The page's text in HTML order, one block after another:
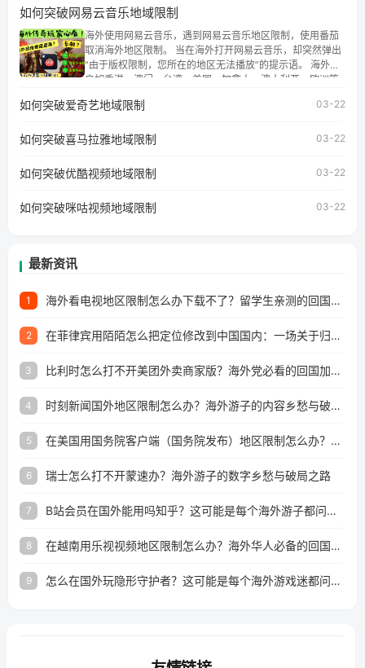
权限制问题，且仅能在中国大陆地区播放。 遇到这个问题的
朋友们，使用番茄回国加速器，即可解决「海外用户收听腾
讯视频地区版权限制」的问题，无论人在香港、澳门、台
湾、美国、加拿大、澳大利亚、欧洲等国家和地区工作、留
学、定居等，都可以使用，不再因地区和版权限制所困扰。
如何突破网易云音乐地域限制
海外使用网易云音乐，遇到网易云音乐地区限制，使用番茄
取消海外地区限制。 当在海外打开网易云音乐，却突然弹出
“由于版权限制，您所在的地区无法播放”的提示语。 海外用
户如香港、澳门、台湾、美国、加拿大、澳大利亚、欧洲等
地区及版权限制问题，且仅能在中国大陆地区播放。 遇到这
户收听网易云音乐地区版权限制」的问题，无论人在香港、
工作、留学、定居等，都可以使用，不再因地区和版权限制
所困扰。
如何突破爱奇艺地域限制 03-22
如何突破喜马拉雅地域限制 03-22
如何突破优酷视频地域限制 03-22
如何突破咪咕视频地域限制 03-22
最新资讯
1 海外看电视地区限制怎么办下载不了？留学生亲测的回国加速方案（附2026世界杯观赛技巧）
2 在菲律宾用陌陌怎么把定位修改到中国国内：一场关于归属感与连接的探索
3 比利时怎么打不开美团外卖商家版？海外党必看的回国加速全攻略
4 时刻新闻国外地区限制怎么办？海外游子的内容乡愁与破局之路
5 在美国用国务院客户端（国务院发布）地区限制怎么办？3步解决海外看国内内容难题
6 瑞士怎么打不开蒙速办？海外游子的数字乡愁与破局之路
7 B站会员在国外能用吗知乎？这可能是每个海外游子都问过的问题
8 在越南用乐视视频地区限制怎么办？海外华人必备的回国加速攻略
9 怎么在国外玩隐形守护者？这可能是每个海外游戏迷都问过的问题